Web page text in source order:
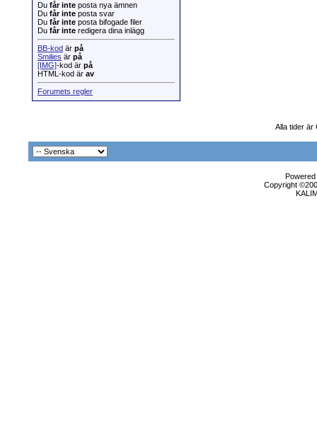
Du får inte posta nya ämnen
Du får inte posta svar
Du får inte posta bifogade filer
Du får inte redigera dina inlägg
BB-kod är på
Smilies är på
[IMG]-kod är på
HTML-kod är av
Forumets regler
Alla tider är
Copyright